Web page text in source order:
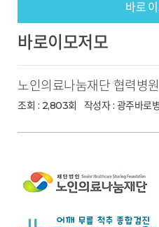
층
증명서/
건
공
바로
채
바로이모저모
노인의료나눔재단 협력병
조회 : 2,803회 작성자 : 광주바로